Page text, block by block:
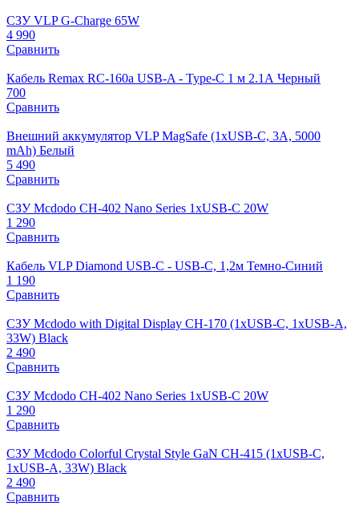
СЗУ VLP G-Charge 65W
4 990
Сравнить
Кабель Remax RC-160a USB-A - Type-C 1 м 2.1А Черный
700
Сравнить
Внешний аккумулятор VLP MagSafe (1xUSB-C, 3A, 5000
mAh) Белый
5 490
Сравнить
СЗУ Mcdodo CH-402 Nano Series 1xUSB-C 20W
1 290
Сравнить
Кабель VLP Diamond USB-C - USB-C, 1,2м Темно-Синий
1 190
Сравнить
СЗУ Mcdodo with Digital Display CH-170 (1xUSB-C, 1xUSB-A,
33W) Black
2 490
Сравнить
СЗУ Mcdodo CH-402 Nano Series 1xUSB-C 20W
1 290
Сравнить
СЗУ Mcdodo Colorful Crystal Style GaN CH-415 (1xUSB-C,
1xUSB-A, 33W) Black
2 490
Сравнить